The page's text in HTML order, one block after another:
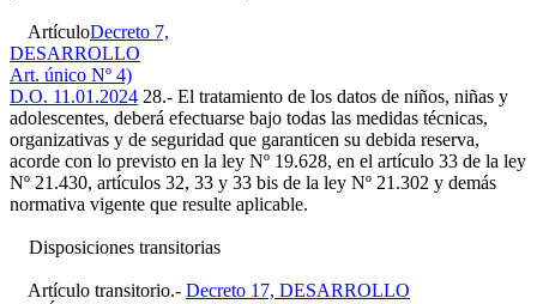
ArtículoDecreto 7,
DESARROLLO
Art. único Nº 4)
D.O. 11.01.2024 28.- El tratamiento de los datos de niños, niñas y
adolescentes, deberá efectuarse bajo todas las medidas técnicas,
organizativas y de seguridad que garanticen su debida reserva,
acorde con lo previsto en la ley Nº 19.628, en el artículo 33 de la ley
Nº 21.430, artículos 32, 33 y 33 bis de la ley Nº 21.302 y demás
normativa vigente que resulte aplicable.
Disposiciones transitorias
Artículo transitorio.- Decreto 17, DESARROLLO